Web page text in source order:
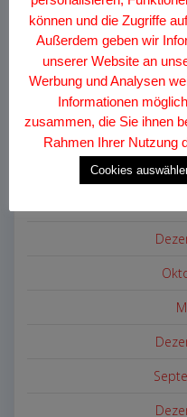
Sets sind
können und die Zugriffe
Außerdem geben wir
unserer Website an
Werbung und Analysen
Informationen
zusammen, die Sie ihnen
Rahmen Ihrer Nutzung
Cookies